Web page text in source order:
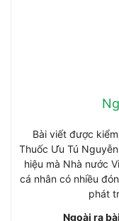
Bài viết được
Thuốc Ưu Tú
hiệu mà Nhà nước
cá nhân có nhiều
phát
Ngoài ra